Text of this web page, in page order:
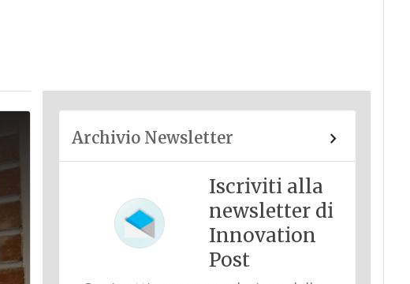
Archivio Newsletter
Iscriviti alla
newsletter di
Innovation
Post